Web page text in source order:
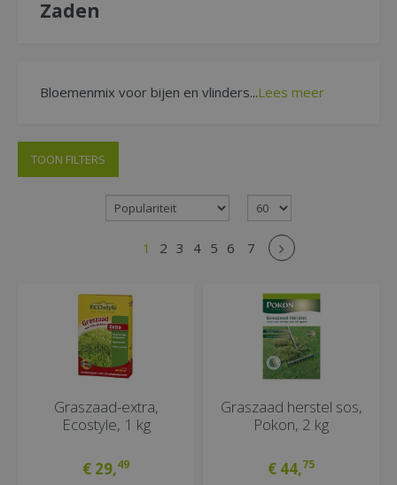
Zaden
Bloemenmix voor bijen en vlinders...Lees meer
TOON FILTERS
1 2 3 4 5 6 7
Graszaad-extra,
Ecostyle, 1 kg
€ 29,49
Graszaad herstel sos,
Pokon, 2 kg
€ 44,75